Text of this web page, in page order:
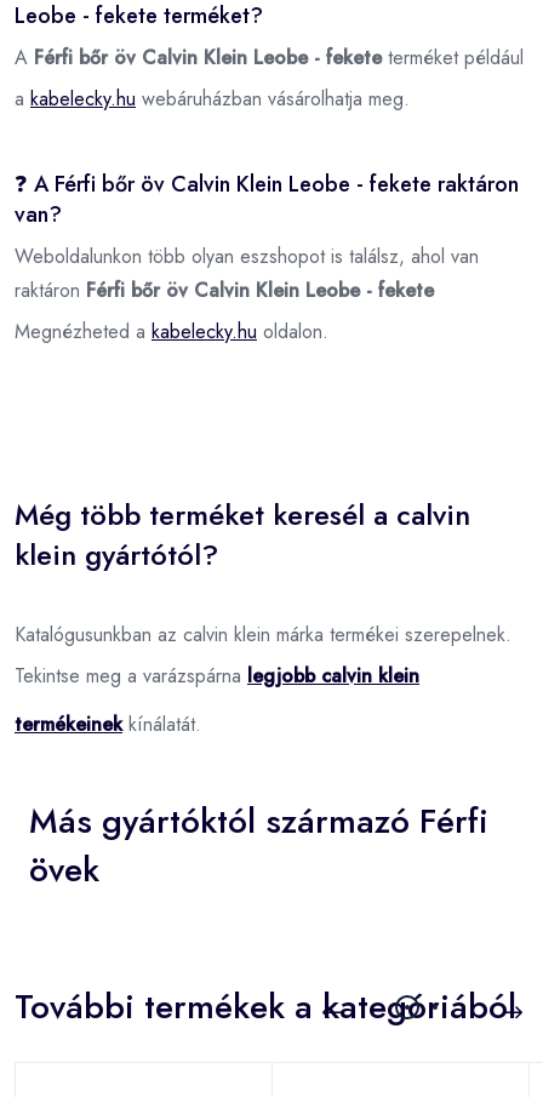
Leobe - fekete terméket?
A Férfi bőr öv Calvin Klein Leobe - feketeterméket például
a kabelecky.hu webáruházban vásárolhatja meg.
❓ A Férfi bőr öv Calvin Klein Leobe - fekete raktáron
van?
Weboldalunkon több olyan eszshopot is találsz, ahol van
raktáron Férfi bőr öv Calvin Klein Leobe - fekete
Megnézheted a kabelecky.hu oldalon.
Még több terméket keresél a calvin
klein gyártótól?
Katalógusunkban az calvin klein márka termékei szerepelnek.
Tekintse meg a varázspárna legjobb calvin klein
termékeinekkínálatát.
Más gyártóktól származó Férfi
övek
További termékek a kategóriából